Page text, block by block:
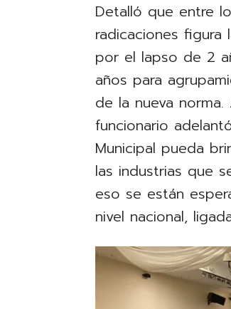
Detalló que entre
radicaciones
por el lapso de 2
años para
de la nueva
funcionario
Municipal pueda
las industrias que
eso se están
nivel nacional,